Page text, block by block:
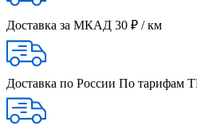
Доставка за МКАД 30 ₽ / км
Доставка по России По тарифам